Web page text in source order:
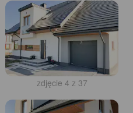
zdjęcie 4 z 37